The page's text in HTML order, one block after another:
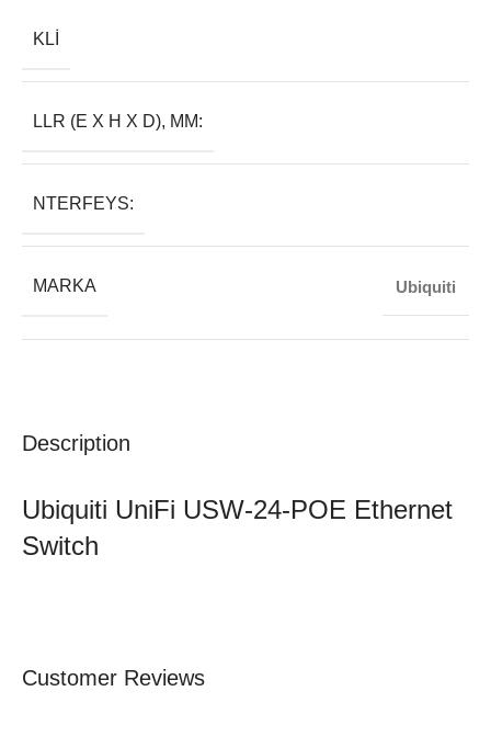
Description
Ubiquiti UniFi USW-24-POE Ethernet
Switch
KLI
LLR (E X H X D), MM:
NTERFEYS:
MARKA Ubiquiti
Customer Reviews